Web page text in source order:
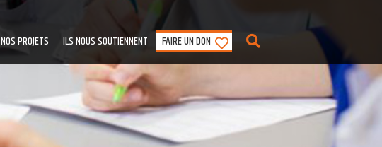
NOS PROJETS ILS NOUS SOUTIENNENT FAIRE UN DON